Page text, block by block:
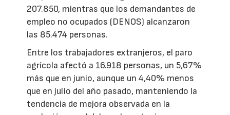
207.850, mientras que los demandantes de
empleo no ocupados (DENOS) alcanzaron
las 85.474 personas.
Entre los trabajadores extranjeros, el paro
agrícola afectó a 16.918 personas, un 5,67%
más que en junio, aunque un 4,40% menos
que en julio del año pasado, manteniendo la
tendencia de mejora observada en la